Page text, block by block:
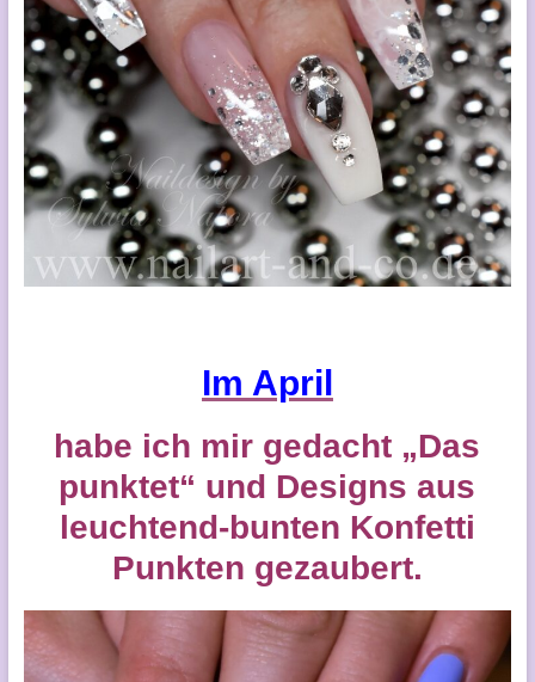
Im April
habe ich mir gedacht „Das
punktet“ und Designs aus
leuchtend-bunten Konfetti
Punkten gezaubert.